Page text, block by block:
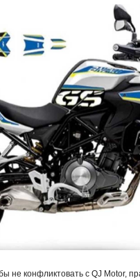
не конфликтовать с QJ Motor,